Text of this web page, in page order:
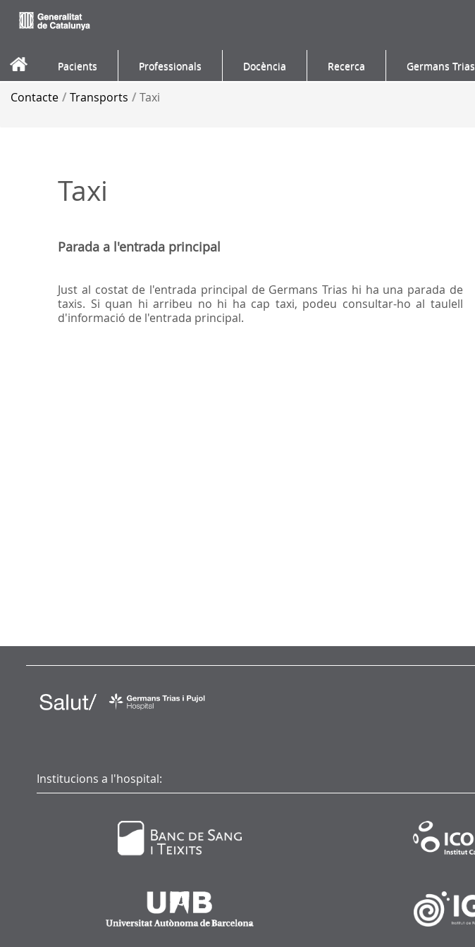
Pacients Professionals Docència Recerca Germans Trias
Contacte / Transports / Taxi
Taxi
Parada a l'entrada principal
Just al costat de l'entrada principal de Germans Trias hi ha una parada de
taxis. Si quan hi arribeu no hi ha cap taxi, podeu consultar-ho al taulell
d'informació de l'entrada principal.
Institucions a l'hospital: